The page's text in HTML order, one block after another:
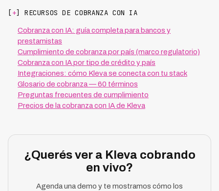
[ +] RECURSOS DE COBRANZA CON IA
Cobranza con IA: guía completa para bancos y
prestamistas
Cumplimiento de cobranza por país (marco regulatorio)
Cobranza con IA por tipo de crédito y país
Integraciones: cómo Kleva se conecta con tu stack
Glosario de cobranza — 60 términos
Preguntas frecuentes de cumplimiento
Precios de la cobranza con IA de Kleva
¿Querés ver a Kleva cobrando
en vivo?
Agenda una demo y te mostramos cómo los